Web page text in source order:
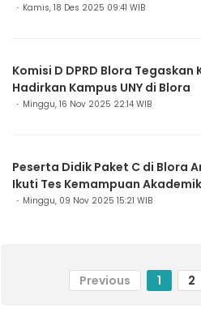
Kamis, 18 Des 2025 09:41 WIB
Komisi D DPRD Blora Tegaskan
Hadirkan Kampus UNY di Blora
Minggu, 16 Nov 2025 22:14 WIB
Peserta Didik Paket C di Blora
Ikuti Tes Kemampuan
Minggu, 09 Nov 2025 15:21 WIB
Previous 1 2